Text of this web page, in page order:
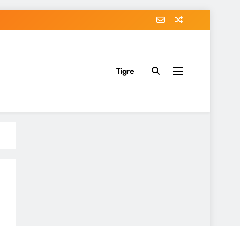
Tigre